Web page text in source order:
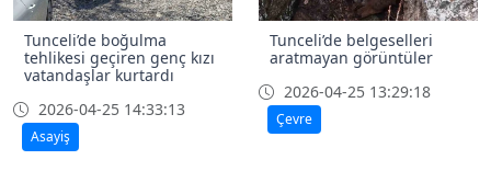
Tunceli’de boğulma
tehlikesi geçiren genç kızı
vatandaşlar kurtardı
2026-04-25 14:33:13
Asayiş
Tunceli’de belgeselleri
aratmayan görüntüler
2026-04-25 13:29:18
Çevre